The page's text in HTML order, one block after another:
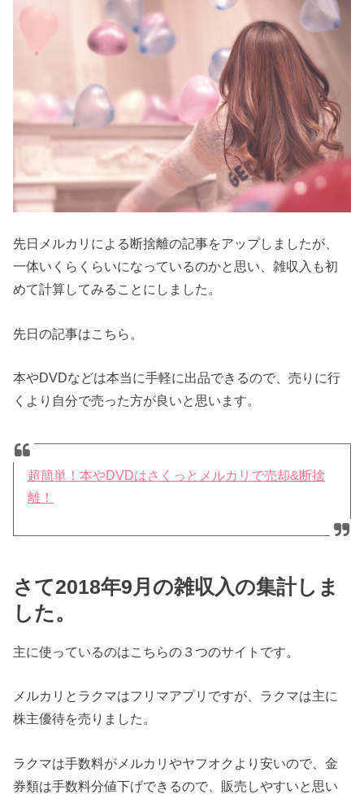
先日メルカリによる断捨離の記事をアップしましたが、
一体いくらくらいになっているのかと思い、雑収入も初
めて計算してみることにしました。
先日の記事はこちら。
本やDVDなどは本当に手軽に出品できるので、売りに行
くより自分で売った方が良いと思います。
超簡単！本やDVDはさくっとメルカリで売却&断捨
離！
さて2018年9月の雑収入の集計しま
した。
主に使っているのはこちらの３つのサイトです。
メルカリとラクマはフリマアプリですが、ラクマは主に
株主優待を売りました。
ラクマは手数料がメルカリやヤフオクより安いので、金
券類は手数料分値下げできるので、販売しやすいと思い